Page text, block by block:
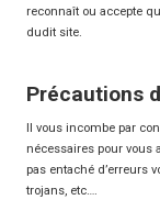
reconnaît ou accepte
dudit site.
Précautions
Il vous incombe par
nécessaires pour vous
pas entaché d’erreurs
trojans, etc….